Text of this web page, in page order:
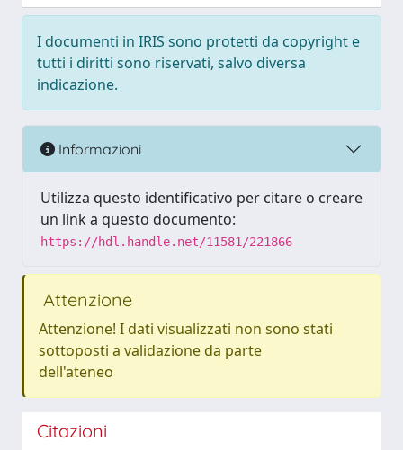
I documenti in IRIS sono protetti da copyright e
tutti i diritti sono riservati, salvo diversa
indicazione.
Informazioni
Utilizza questo identificativo per citare o creare
un link a questo documento:
https://hdl.handle.net/11581/221866
Attenzione
Attenzione! I dati visualizzati non sono stati
sottoposti a validazione da parte
dell'ateneo
Citazioni